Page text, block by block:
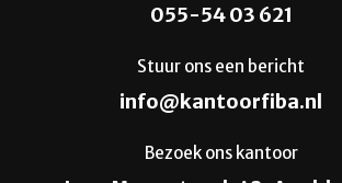
055-54 03 621
Stuur ons een bericht
info@kantoorfiba.nl
Bezoek ons kantoor